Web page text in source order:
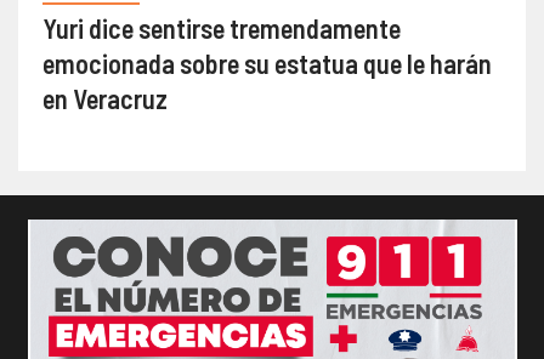
Yuri dice sentirse tremendamente
emocionada sobre su estatua que le harán
en Veracruz